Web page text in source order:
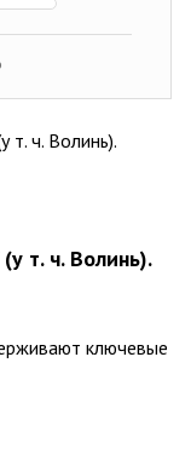
т. ч. Волинь).